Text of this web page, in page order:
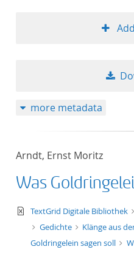
more metadata
Arndt, Ernst Moritz
Was
text/xml
TextGrid Digitale Bibliothek
Gedichte
Klänge aus
Goldringelein sagen soll